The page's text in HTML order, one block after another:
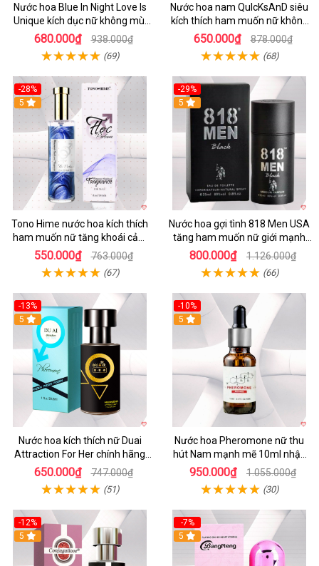
Nước hoa Blue In Night Love Is
Unique kích dục nữ không mùi
đỉnh cao
680.000₫ 938.000₫
(69)
Nước hoa nam QuIcKsAnD siêu
kích thích ham muốn nữ không
mùi
650.000₫ 878.000₫
(68)
-28%
5
Tono Hime nước hoa kích thích
ham muốn nữ tăng khoái cảm
an toàn
550.000₫ 763.000₫
(67)
-29%
5
Nước hoa gợi tình 818 Men USA
tăng ham muốn nữ giới mạnh
nhất
800.000₫ 1.126.000₫
(66)
-13%
Hot
5
Nước hoa kích thích nữ Duai
Attraction For Her chính hãng
30ml giá tốt
650.000₫ 747.000₫
(51)
-10%
5
Nước hoa Pheromone nữ thu
hút Nam mạnh mẽ 10ml nhập
khẩu
950.000₫ 1.055.000₫
(30)
-12%
5
-7%
5